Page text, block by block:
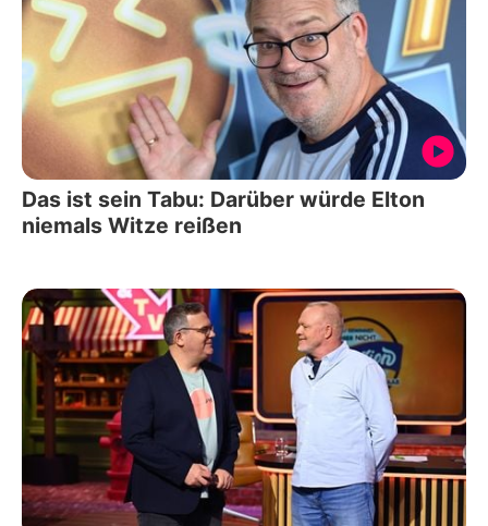
Das ist sein Tabu: Darüber würde Elton
niemals Witze reißen